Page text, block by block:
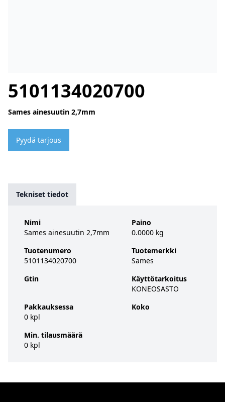
5101134020700
Sames ainesuutin 2,7mm
Pyydä tarjous
Tekniset tiedot
Nimi
Sames ainesuutin 2,7mm
Tuotenumero
5101134020700
Gtin
Pakkauksessa
0 kpl
Min. tilausmäärä
0 kpl
Paino
0.0000 kg
Tuotemerkki
Sames
Käyttötarkoitus
KONEOSASTO
Koko